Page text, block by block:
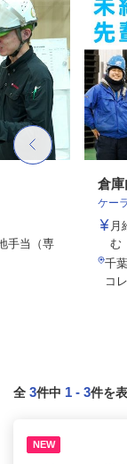
手当（専
倉庫
ケー
む
千
コ
全 3件中 1 - 3件を
NEW